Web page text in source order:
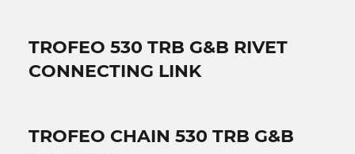
TROFEO 530 TRB G&B RIVET
CONNECTING LINK
TROFEO CHAIN 530 TRB G&B